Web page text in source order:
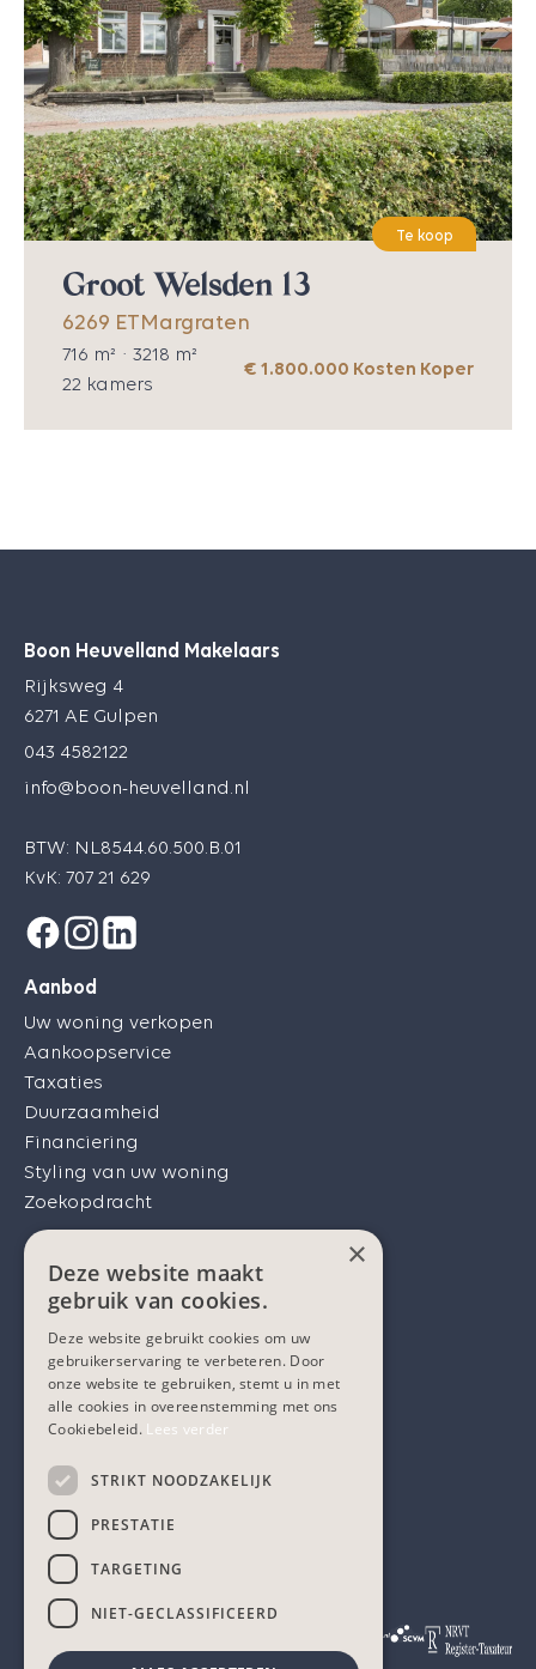
Groot Welsden 13
6269 ETMargraten
716 m² · 3218 m²
22 kamers
€ 1.800.000 Kosten Koper
Te koop
Boon Heuvelland Makelaars
Rijksweg 4
6271 AE Gulpen
043 4582122
info@boon-heuvelland.nl
BTW: NL8544.60.500.B.01
KvK: 707 21 629
Aanbod
Uw woning verkopen
Aankoopservice
Taxaties
Duurzaamheid
Financiering
Styling van uw woning
Zoekopdracht
Services
Ons aanbod
Onze klanten
Het Heuvelland
Contact
Sitemap
×
Deze website maakt
gebruik van cookies.
Deze website gebruikt cookies om uw
gebruikerservaring te verbeteren. Door
onze website te gebruiken, stemt u in met
alle cookies in overeenstemming met ons
Cookiebeleid. Lees verder
STRIKT NOODZAKELIJK
PRESTATIE
TARGETING
NIET-GECLASSIFICEERD